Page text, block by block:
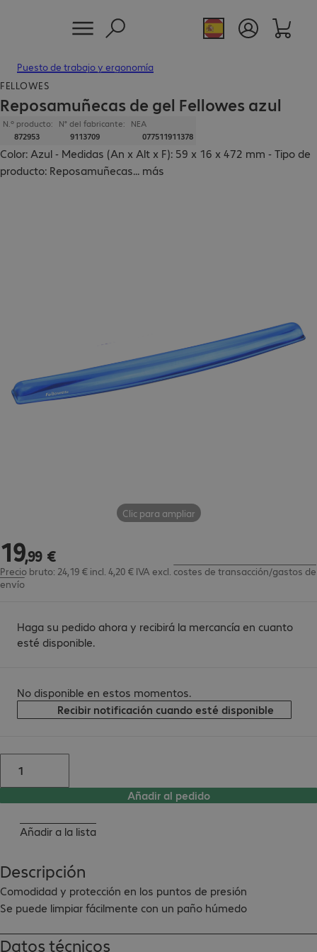
Puesto de trabajo y ergonomía
Clic para ampliar
FELLOWES
Reposamuñecas de gel Fellowes azul
N.º producto:
872953
N° del fabricante:
9113709
NEA
077511911378
Color: Azul - Medidas (An x Alt x F): 59 x 16 x 472 mm - Tipo de
producto: Reposamuñecas... más
19,99 €
19,99 €
Precio bruto: 24,19 € incl. 4,20 € IVA excl. costes de transacción/gastos de
envío
Haga su pedido ahora y recibirá la mercancía en cuanto
esté disponible.
No disponible en estos momentos.
Recibir notificación cuando esté disponible
Añadir al pedido
Añadir a la lista
Descripción
Comodidad y protección en los puntos de presión
Se puede limpiar fácilmente con un paño húmedo
Datos técnicos